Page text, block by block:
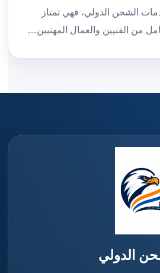
الشحن الدولي، فهي تمتاز
من الفنيين والعمال المهنيين…
الدولي